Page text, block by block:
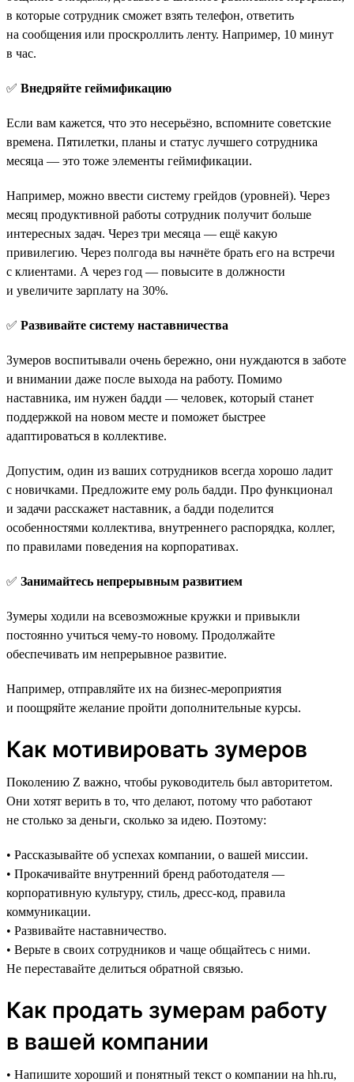
в которые сотрудник сможет взять телефон, ответить
на сообщения или проскроллить ленту. Например, 10 минут
в час.
✅ Внедряйте геймификацию
Если вам кажется, что это несерьёзно, вспомните советские
времена. Пятилетки, планы и статус лучшего сотрудника
месяца — это тоже элементы геймификации.
Например, можно ввести систему грейдов (уровней). Через
месяц продуктивной работы сотрудник получит больше
интересных задач. Через три месяца — ещё какую
привилегию. Через полгода вы начнёте брать его на встречи
с клиентами. А через год — повысите в должности
и увеличите зарплату на 30%.
✅ Развивайте систему наставничества
Зумеров воспитывали очень бережно, они нуждаются в заботе
и внимании даже после выхода на работу. Помимо
наставника, им нужен бадди — человек, который станет
поддержкой на новом месте и поможет быстрее
адаптироваться в коллективе.
Допустим, один из ваших сотрудников всегда хорошо ладит
с новичками. Предложите ему роль бадди. Про функционал
и задачи расскажет наставник, а бадди поделится
особенностями коллектива, внутреннего распорядка, коллег,
по правилами поведения на корпоративах.
✅ Занимайтесь непрерывным развитием
Зумеры ходили на всевозможные кружки и привыкли
постоянно учиться чему-то новому. Продолжайте
обеспечивать им непрерывное развитие.
Например, отправляйте их на бизнес-мероприятия
и поощряйте желание пройти дополнительные курсы.
Как мотивировать зумеров
Поколению Z важно, чтобы руководитель был авторитетом.
Они хотят верить в то, что делают, потому что работают
не столько за деньги, сколько за идею. Поэтому:
• Рассказывайте об успехах компании, о вашей миссии.
• Прокачивайте внутренний бренд работодателя —
корпоративную культуру, стиль, дресс-код, правила
коммуникации.
• Развивайте наставничество.
• Верьте в своих сотрудников и чаще общайтесь с ними.
Не переставайте делиться обратной связью.
Как продать зумерам работу
в вашей компании
• Напишите хороший и понятный текст о компании на hh.ru,